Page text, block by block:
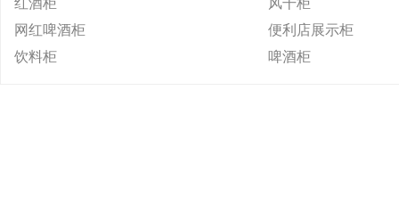
红酒柜
风干柜
网红啤酒柜
便利店展示柜
饮料柜
啤酒柜